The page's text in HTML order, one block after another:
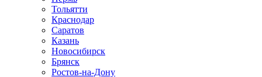
Тольятти
Краснодар
Саратов
Казань
Новосибирск
Брянск
Ростов-на-Дону